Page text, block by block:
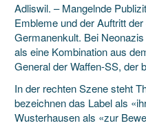
Adliswil. – Mangelnde
Embleme und der Auftritt
Germanenkult. Bei
als eine Kombination aus
General der Waffen-SS, der
In der rechten Szene steht
bezeichnen das Label als
Wusterhausen als «zur